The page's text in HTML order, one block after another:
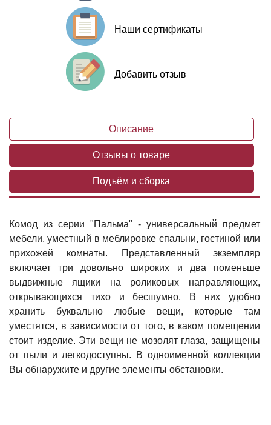
Наши сертификаты
Добавить отзыв
Описание
Отзывы о товаре
Подъём и сборка
Комод из серии "Пальма" - универсальный предмет
мебели, уместный в меблировке спальни, гостиной или
прихожей комнаты. Представленный экземпляр
включает три довольно широких и два поменьше
выдвижные ящики на роликовых направляющих,
открывающихся тихо и бесшумно. В них удобно
хранить буквально любые вещи, которые там
уместятся, в зависимости от того, в каком помещении
стоит изделие. Эти вещи не мозолят глаза, защищены
от пыли и легкодоступны. В одноименной коллекции
Вы обнаружите и другие элементы обстановки.